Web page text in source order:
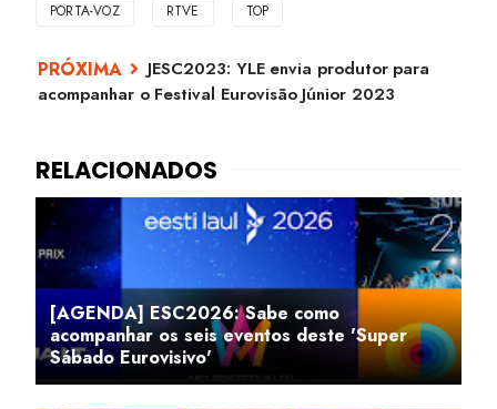
PORTA-VOZ RTVE TOP
JESC2023: YLE envia produtor para
acompanhar o Festival Eurovisão Júnior 2023
[AGENDA] ESC2026: Sabe como
acompanhar os seis eventos deste 'Super
Sábado Eurovisivo'